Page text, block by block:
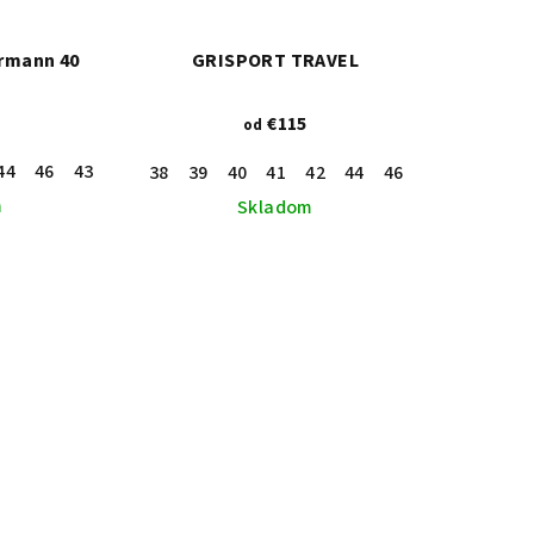
40
46 43
47
GRISPORT TRAVEL
od €115
38
39 40 41 42 44 46
Skladom